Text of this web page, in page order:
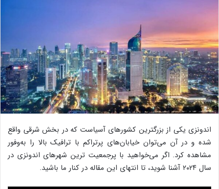
اندونزی یکی از بزرگترین کشورهای آسیاست که در بخش شرقی واقع
شده و در آن می‌توان خیابان‌های پرتراکم با ترافیک بالا را به‌وفور
مشاهده کرد. اگر می‌خواهید با پرجمعیت ترین شهرهای اندونزی در
سال ۲۰۲۴ آشنا شوید، تا انتهای این مقاله در کنار ما باشید.